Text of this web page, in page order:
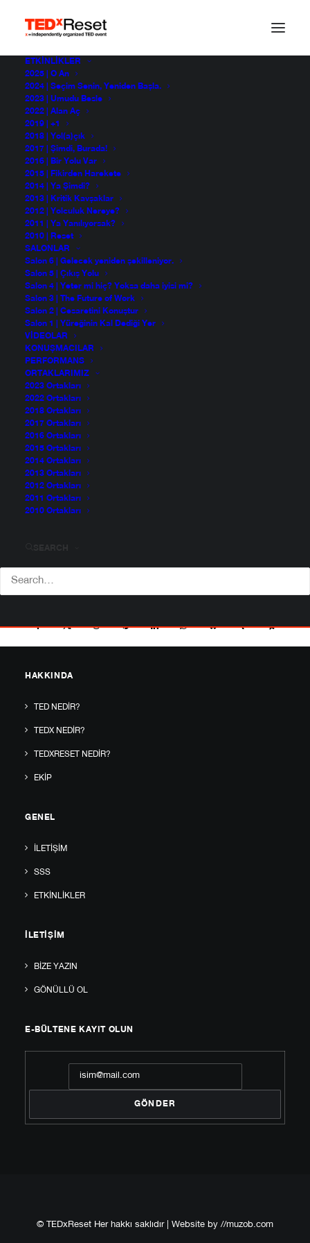
ETKINLIKLER
2025 | O An
2024 | Seçim Senin, Yeniden Başla.
2023 | Umudu Besle
2022 | Alan Aç
2019 | +1
2018 | Yol(a)çık
2017 | Şimdi, Burada!
2016 | Bir Yolu Var
2015 | Fikirden Harekete
2014 | Ya Şimdi?
2013 | Kritik Kavşaklar
2012 | Yolculuk Nereye?
2011 | Ya Yanılıyorsak?
2010 | Reset
SALONLAR
Salon 6 | Gelecek yeniden şekilleniyor.
Salon 5 | Çıkış Yolu
Salon 4 | Yeter mi hiç? Yoksa daha iyisi mi?
Salon 3 | The Future of Work
Salon 2 | Cesaretini Konuştur
Salon 1 | Yüreğinin Kal Dediği Yer
VIDEOLAR
KONUŞMACILAR
PERFORMANS
ORTAKLARIMIZ
2023 Ortakları
2022 Ortakları
2018 Ortakları
2017 Ortakları
2016 Ortakları
2015 Ortakları
2014 Ortakları
2013 Ortakları
2012 Ortakları
2011 Ortakları
2010 Ortakları
Seyircisini oyuna
getiren yönetmen
Eray Dinç
TEDxReset 2022
HAKKINDA
TED NEDIR?
TEDX NEDIR?
TEDXRESET NEDIR?
EKIP
GENEL
İLETIŞIM
SSS
ETKINLIKLER
İLETIŞIM
BIZE YAZIN
GÖNÜLLÜ OL
E-BÜLTENE KAYIT OLUN
© TEDxReset Her hakkı saklıdır | Website by //muzob.com